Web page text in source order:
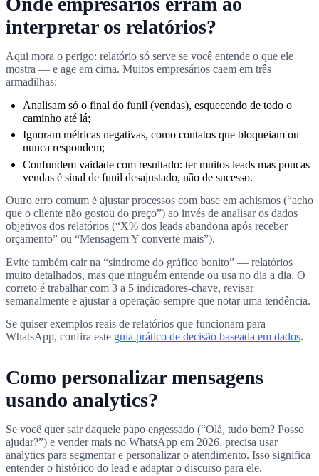
interpretar os relatórios?
Aqui mora o perigo: relatório só serve se você entende o que ele
mostra — e age em cima. Muitos empresários caem em três
armadilhas:
Analisam só o final do funil (vendas), esquecendo de todo o
caminho até lá;
Ignoram métricas negativas, como contatos que bloqueiam ou
nunca respondem;
Confundem vaidade com resultado: ter muitos leads mas poucas
vendas é sinal de funil desajustado, não de sucesso.
Outro erro comum é ajustar processos com base em achismos (“acho
que o cliente não gostou do preço”) ao invés de analisar os dados
objetivos dos relatórios (“X% dos leads abandona após receber
orçamento” ou “Mensagem Y converte mais”).
Evite também cair na “síndrome do gráfico bonito” — relatórios
muito detalhados, mas que ninguém entende ou usa no dia a dia. O
correto é trabalhar com 3 a 5 indicadores-chave, revisar
semanalmente e ajustar a operação sempre que notar uma tendência.
Se quiser exemplos reais de relatórios que funcionam para
WhatsApp, confira este guia prático de decisão baseada em dados.
Como personalizar mensagens
usando analytics?
Se você quer sair daquele papo engessado (“Olá, tudo bem? Posso
ajudar?”) e vender mais no WhatsApp em 2026, precisa usar
analytics para segmentar e personalizar o atendimento. Isso significa
entender o histórico do lead e adaptar o discurso para ele.